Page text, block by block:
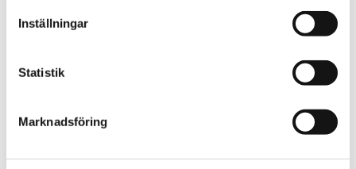
Inställningar
Statistik
Marknadsföring
Antennkabel FME/f 1m